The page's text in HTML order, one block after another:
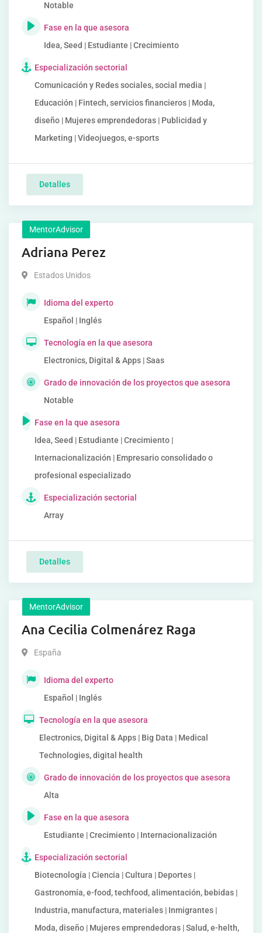
Notable
Fase en la que asesora
Idea, Seed | Estudiante | Crecimiento
Especialización sectorial
Comunicación y Redes sociales, social media |
Educación | Fintech, servicios financieros | Moda,
diseño | Mujeres emprendedoras | Publicidad y
Marketing | Videojuegos, e-sports
Detalles
MentorAdvisor
Adriana Perez
Estados Unidos
Idioma del experto
Español | Inglés
Tecnología en la que asesora
Electronics, Digital & Apps | Saas
Grado de innovación de los proyectos que asesora
Notable
Fase en la que asesora
Idea, Seed | Estudiante | Crecimiento |
Internacionalización | Empresario consolidado o
profesional especializado
Especialización sectorial
Array
Detalles
MentorAdvisor
Ana Cecilia Colmenárez Raga
España
Idioma del experto
Español | Inglés
Tecnología en la que asesora
Electronics, Digital & Apps | Big Data | Medical
Technologies, digital health
Grado de innovación de los proyectos que asesora
Alta
Fase en la que asesora
Estudiante | Crecimiento | Internacionalización
Especialización sectorial
Biotecnología | Ciencia | Cultura | Deportes |
Gastronomía, e-food, techfood, alimentación, bebidas |
Industria, manufactura, materiales | Inmigrantes |
Moda, diseño | Mujeres emprendedoras | Salud, e-helth,